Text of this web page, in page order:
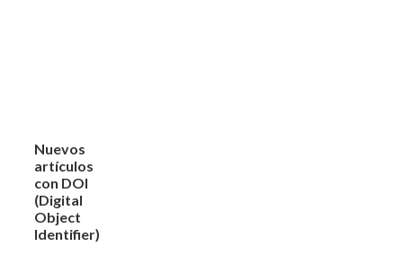
Nuevos
artículos
con DOI
(Digital
Object
Identifier)